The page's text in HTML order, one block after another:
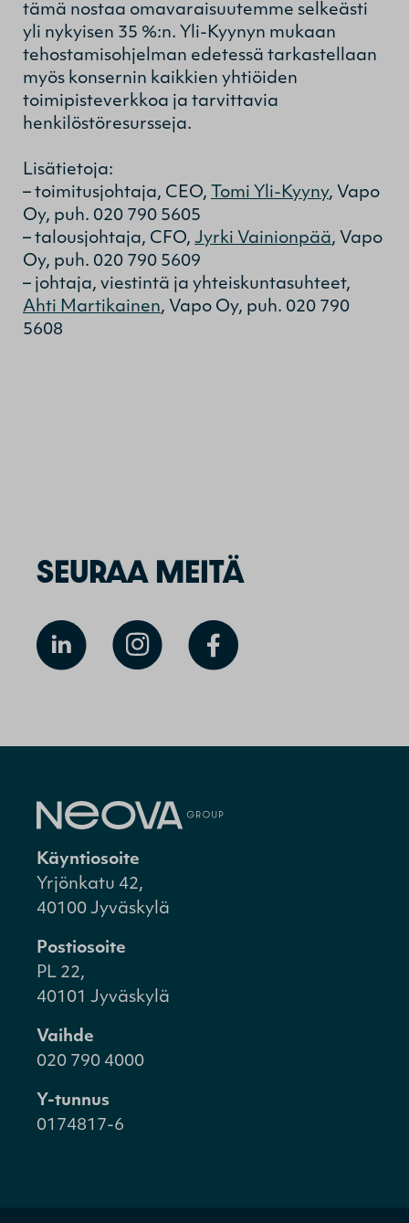
tämä nostaa omavaraisuutemme selkeästi
yli nykyisen 35 %:n. Yli-Kyynyn mukaan
tehostamisohjelman edetessä tarkastellaan
myös konsernin kaikkien yhtiöiden
toimipisteverkkoa ja tarvittavia
henkilöstöresursseja.
Lisätietoja:
– toimitusjohtaja, CEO,
Tomi Yli-Kyyny, Vapo
Oy, puh. 020 790 5605
– talousjohtaja, CFO, Jyrki Vainionpää, Vapo
Oy, puh. 020 790 5609
– johtaja, viestintä ja yhteiskuntasuhteet,
Ahti Martikainen, Vapo Oy, puh. 020 790
5608
SEURAA MEITÄ
Käyntiosoite
Yrjönkatu 42,
40100 Jyväskylä
Postiosoite
PL 22,
40101 Jyväskylä
Vaihde
020 790 4000
Y-tunnus
0174817-6